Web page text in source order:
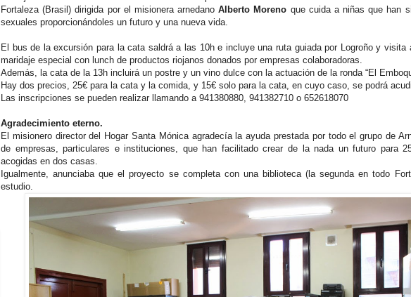
Fortaleza (Brasil) dirigida por el misionera arnedanoAlberto Moreno que cuida a niñas que han
sexuales proporcionándoles un futuro y una nueva vida.
El bus de la excursión para la cata saldrá a las 10h e incluye una ruta guiada por Logroño y
maridaje especial con lunch de productos riojanos donados por empresas colaboradoras.
Además, la cata de la 13h incluirá un postre y un vino dulce con la actuación de la ronda “El
Hay dos precios, 25€ para la cata y la comida, y 15€ solo para la cata, en cuyo caso, se podrá
Las inscripciones se pueden realizar llamando a 941380880, 941382710 o 652618070
Agradecimiento eterno.
El misionero director del Hogar Santa Mónica agradecía la ayuda prestada por todo el grupo de
de empresas, particulares e instituciones, que han facilitado crear de la nada un futuro para
acogidas en dos casas.
Igualmente, anunciaba que el proyecto se completa con una biblioteca (la segunda en todo
estudio.